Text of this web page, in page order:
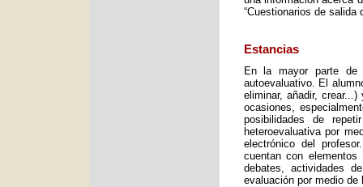
“Cuestionarios de salida
Estancias
En la mayor parte de
autoevaluativo. El
eliminar, añadir,
ocasiones,
posibilidades de
heteroevaluativa por
electrónico del
cuentan con
debates, actividades
evaluación por medio